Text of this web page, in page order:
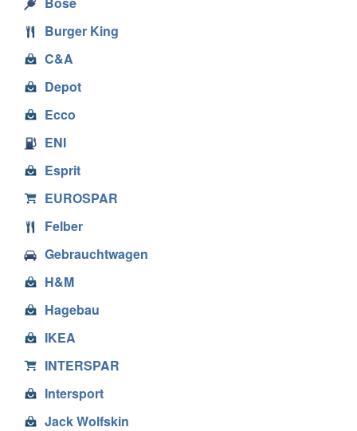
Burger King
C&A
Depot
Ecco
ENI
Esprit
EUROSPAR
Felber
Gebrauchtwagen
H&M
Hagebau
IKEA
INTERSPAR
Intersport
Jack Wolfskin